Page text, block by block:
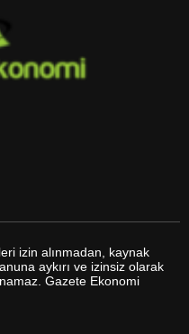
olarak, tarafınıza haber,
izin alınmadan, kaynak
aykırı ve izinsiz olarak
Gazete Ekonomi